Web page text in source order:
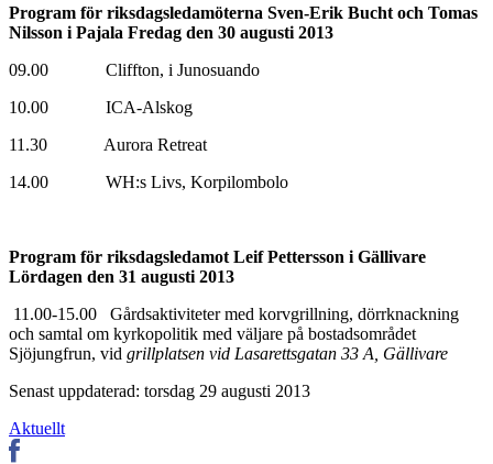
Program för riksdagsledamöterna Sven-Erik Bucht och Tomas
Nilsson i Pajala Fredag den 30 augusti 2013
09.00 Cliffton, i Junosuando
10.00 ICA-Alskog
11.30 Aurora Retreat
14.00 WH:s Livs, Korpilombolo
Program för riksdagsledamot Leif Pettersson i Gällivare
Lördagen den 31 augusti 2013
11.00-15.00 Gårdsaktiviteter med korvgrillning, dörrknackning
och samtal om kyrkopolitik med väljare på bostadsområdet
Sjöjungfrun, vid grillplatsen vid Lasarettsgatan 33 A, Gällivare
Senast uppdaterad: torsdag 29 augusti 2013
Aktuellt